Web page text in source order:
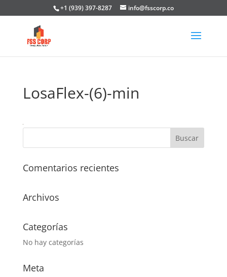
+1 (939) 397-8287 info@fsscorp.co
LosaFlex-(6)-min
Comentarios recientes
Archivos
Categorías
No hay categorías
Meta